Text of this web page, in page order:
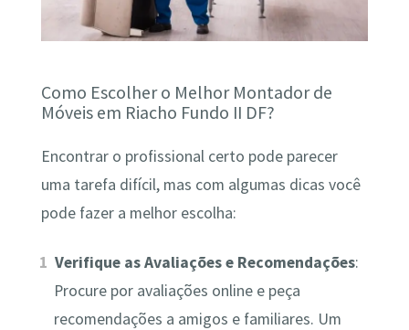
Como Escolher o Melhor Montador de
Móveis em Riacho Fundo II DF?
Encontrar o profissional certo pode parecer
uma tarefa difícil, mas com algumas dicas você
pode fazer a melhor escolha:
Verifique as Avaliações e Recomendações:
Procure por avaliações online e peça
recomendações a amigos e familiares. Um